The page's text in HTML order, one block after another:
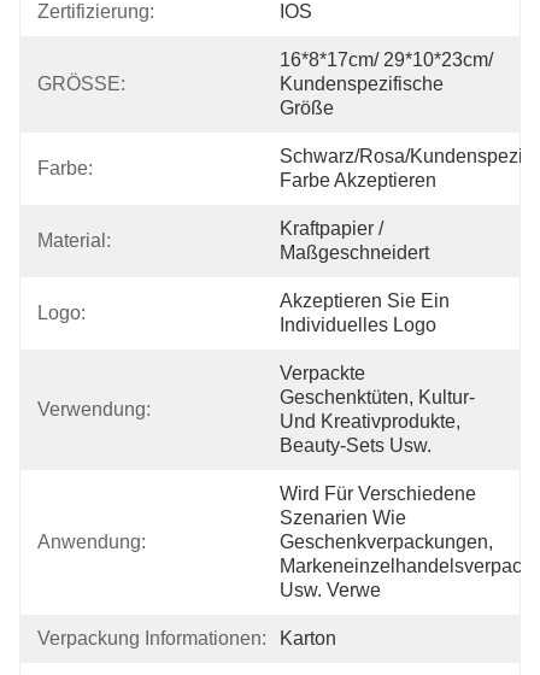
Zertifizierung: IOS
GRÖSSE:
16*8*17cm/ 29*10*23cm/
Kundenspezifische
Größe
Farbe:
Schwarz/Rosa/
Farbe Akzeptieren
Material:
Kraftpapier /
Maßgeschneidert
Logo:
Akzeptieren Sie Ein
Individuelles Logo
Verwendung:
Verpackte
Geschenktüten, Kultur-
Und Kreativprodukte,
Beauty-Sets Usw.
Anwendung:
Wird Für Verschiedene
Szenarien Wie
Geschenkverpackungen,
Usw. Verwe
Verpackung Informationen: Karton